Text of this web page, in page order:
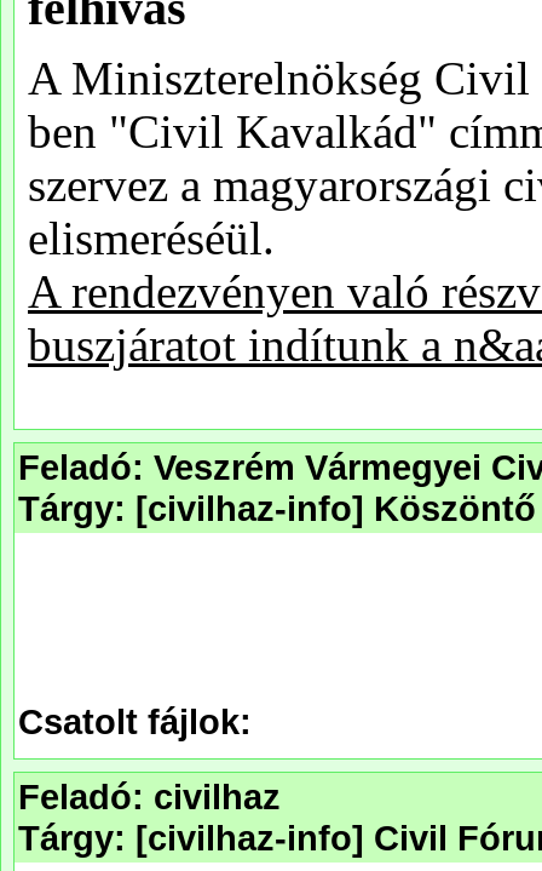
Feladó: Veszrém Vármegyei
Tárgy: [civilhaz-info] Köszöntő
Csatolt fájlok:
Feladó: civilhaz
Tárgy: [civilhaz-info] Civil